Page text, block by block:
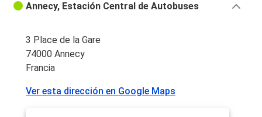
Annecy, Estación Central de Autobuses
3 Place de la Gare
74000 Annecy
Francia
Ver esta dirección en Google Maps